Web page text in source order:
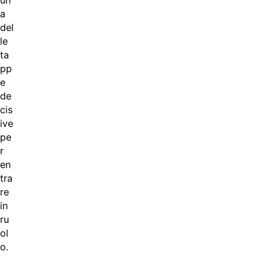
a
del
le
ta
pp
e
de
cis
ive
pe
r
en
tra
re
in
ru
ol
o.